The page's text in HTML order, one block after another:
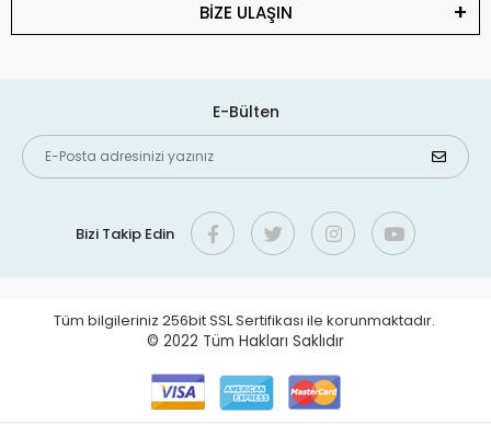
BİZE ULAŞIN
E-Bülten
Bizi Takip Edin
Tüm bilgileriniz 256bit SSL Sertifikası ile korunmaktadır.
© 2022 Tüm Hakları Saklıdır